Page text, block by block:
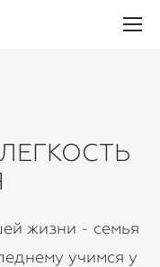
жизни - семья
учимся у